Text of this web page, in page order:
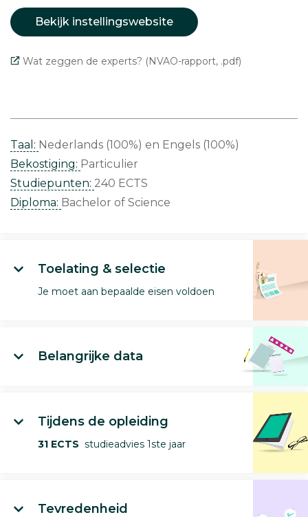
Bekijk instellingswebsite
Wat zeggen de experts? (NVAO-rapport, .pdf)
Taal: Nederlands (100%)
Engels (100%)
Bekostiging: Particulier
Studiepunten: 240 ECTS
Diploma: Bachelor of Science
Toelating & selectie
Je moet aan bepaalde eisen voldoen
Belangrijke data
Tijdens de opleiding
31 ECTS studieadvies 1ste jaar
Tevredenheid